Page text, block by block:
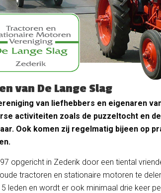
van De Lange Slag
van liefhebbers en eigenaren
activiteiten zoals de puzzeltocht en
Ook komen zij regelmatig bijeen op
opgericht in Zederik door een tiental
tractoren en stationaire motoren te
leden en wordt er ook minimaal drie keer